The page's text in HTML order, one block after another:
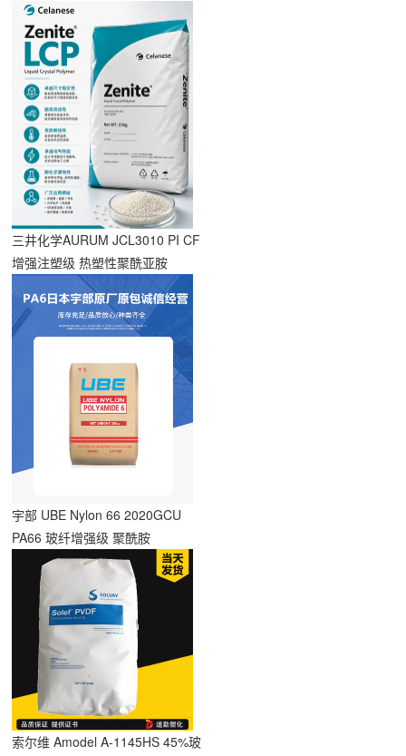
三井化学AURUM JCL3010 PI CF
增强注塑级 热塑性聚酰亚胺
宇部 UBE Nylon 66 2020GCU
PA66 玻纤增强级 聚酰胺
索尔维 Amodel A-1145HS 45%玻